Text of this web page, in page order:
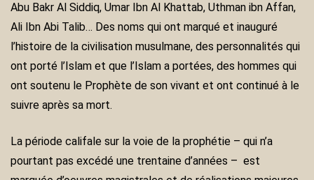
Abu Bakr Al Siddiq, Umar Ibn Al Khattab, Uthman ibn Affan,
Ali Ibn Abi Talib… Des noms qui ont marqué et inauguré
l’histoire de la civilisation musulmane, des personnalités qui
ont porté l’Islam et que l’Islam a portées, des hommes qui
ont soutenu le Prophète de son vivant et ont continué à le
suivre après sa mort.
La période califale sur la voie de la prophétie – qui n’a
pourtant pas excédé une trentaine d’années – est